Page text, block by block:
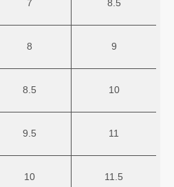
7 8.5
8 9
8.5 10
9.5 11
10 11.5